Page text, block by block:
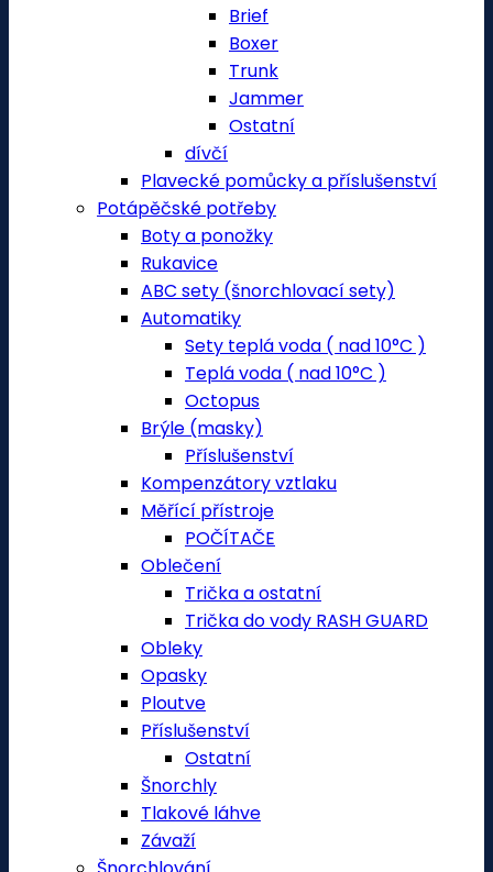
Brief
Boxer
Trunk
Jammer
Ostatní
dívčí
Plavecké pomůcky a příslušenství
Potápěčské potřeby
Boty a ponožky
Rukavice
ABC sety (šnorchlovací sety)
Automatiky
Sety teplá voda ( nad 10°C )
Teplá voda ( nad 10°C )
Octopus
Brýle (masky)
Příslušenství
Kompenzátory vztlaku
Měřící přístroje
POČÍTAČE
Oblečení
Trička a ostatní
Trička do vody RASH GUARD
Obleky
Opasky
Ploutve
Příslušenství
Ostatní
Šnorchly
Tlakové láhve
Závaží